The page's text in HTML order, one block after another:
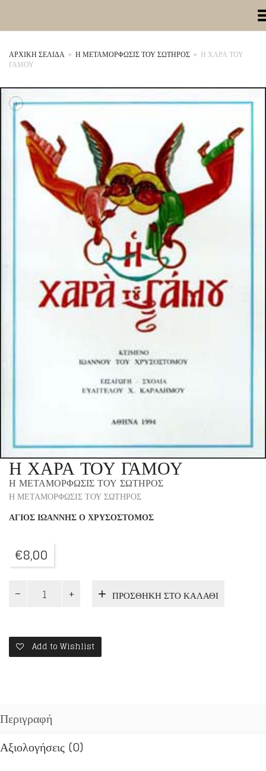
Toggle
ΑΡΧΙΚΉ ΣΕΛΊΔΑ » Η ΜΕΤΑΜΟΡΦΩΣΙΣ ΤΟΥ ΣΩΤΗΡΟΣ » Η ΧΑΡΑ ΤΟΥ
ΓΑΜΟΥ
+
Η ΧΑΡΑ ΤΟΥ ΓΑΜΟΥ
Η ΜΕΤΑΜΟΡΦΩΣΙΣ ΤΟΥ ΣΩΤΗΡΟΣ
Η ΜΕΤΑΜΟΡΦΩΣΙΣ ΤΟΥ ΣΩΤΗΡΟΣ
ΑΓΙΟΣ ΙΩΑΝΝΗΣ Ο ΧΡΥΣΟΣΤΟΜΟΣ
€8,00
ΧΑΡΑ
ποσότητα
ΠΡΟΣΘΉΚΗ ΣΤΟ ΚΑΛΆΘΙ
Add to Wishlist
Περιγραφή
Αξιολογήσεις (0)